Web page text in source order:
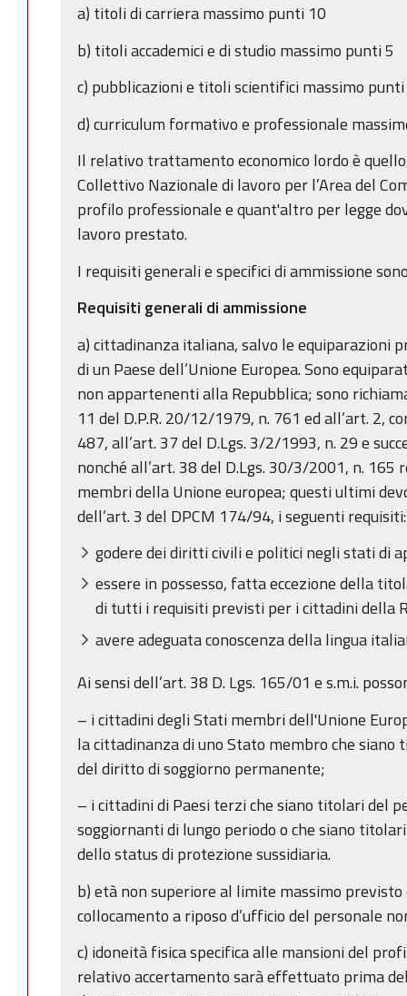
a) titoli di carriera massimo punti 10
b) titoli accademici e di studio massimo punti 5
c) pubblicazioni e titoli scientifici massimo
d) curriculum formativo e professionale
Il relativo trattamento economico lordo è
Collettivo Nazionale di lavoro per l’Area del
profilo professionale e quant'altro per legge
lavoro prestato.
I requisiti generali e specifici di ammissione
Requisiti generali di ammissione
a) cittadinanza italiana, salvo le equiparazioni
di un Paese dell’Unione Europea. Sono
non appartenenti alla Repubblica; sono
11 del D.P.R. 20/12/1979, n. 761 ed all’art. 2,
487, all’art. 37 del D.Lgs. 3/2/1993, n. 29 e
nonché all’art. 38 del D.Lgs. 30/3/2001, n.
membri della Unione europea; questi ultimi
dell’art. 3 del DPCM 174/94, i seguenti requisiti:
godere dei diritti civili e politici negli stati di
essere in possesso, fatta eccezione della
di tutti i requisiti previsti per i cittadini della
avere adeguata conoscenza della lingua
Ai sensi dell’art. 38 D. Lgs. 165/01 e s.m.i.
– i cittadini degli Stati membri dell'Unione
la cittadinanza di uno Stato membro che
del diritto di soggiorno permanente;
– i cittadini di Paesi terzi che siano titolari del
soggiornanti di lungo periodo o che siano
dello status di protezione sussidiaria.
b) età non superiore al limite massimo
collocamento a riposo d’ufficio del personale
c) idoneità fisica specifica alle mansioni del
relativo accertamento sarà effettuato prima